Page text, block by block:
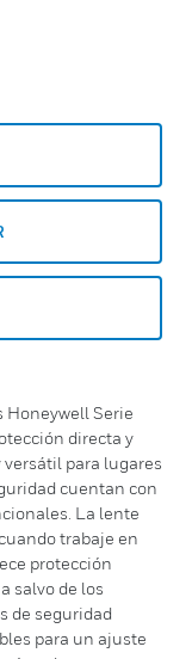
Honeywell Serie
directa y
versátil para lugares
cuentan con
La lente
trabaje en
protección
salvo de los
de seguridad
para un ajuste